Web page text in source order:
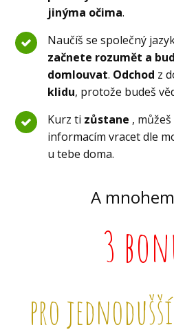
jinýma očima.
Naučíš se společný
začnete rozumět a
domlouvat. Odchod z
klidu, protože budeš
Kurz ti zůstane ,
informacím vracet dle
u tebe doma.
A
3
pro